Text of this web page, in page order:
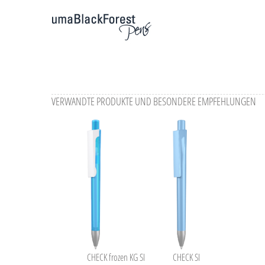
VERWANDTE PRODUKTE UND BESONDERE EMPFEHLUNGEN
CHECK frozen KG SI CHECK SI